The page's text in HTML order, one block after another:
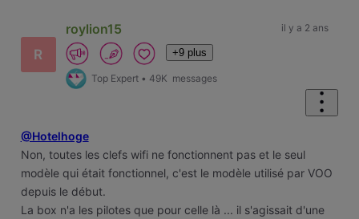
R
roylion15
+9 plus
Top Expert • 49K messages
il y a 2 ans
@Hotelhoge
Non, toutes les clefs wifi ne fonctionnent pas et le seul
modèle qui était fonctionnel, c'est le modèle utilisé par VOO
depuis le début.
La box n'a les pilotes que pour celle là ... il s'agissait d'une